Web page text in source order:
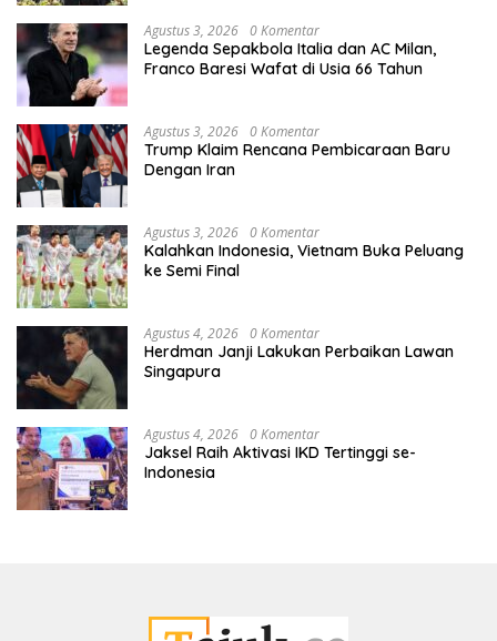
Agustus 3, 2026 0 Komentar
Legenda Sepakbola Italia dan AC Milan,
Franco Baresi Wafat di Usia 66 Tahun
Agustus 3, 2026 0 Komentar
Trump Klaim Rencana Pembicaraan Baru
Dengan Iran
Agustus 3, 2026 0 Komentar
Kalahkan Indonesia, Vietnam Buka Peluang
ke Semi Final
Agustus 4, 2026 0 Komentar
Herdman Janji Lakukan Perbaikan Lawan
Singapura
Agustus 4, 2026 0 Komentar
Jaksel Raih Aktivasi IKD Tertinggi se-
Indonesia